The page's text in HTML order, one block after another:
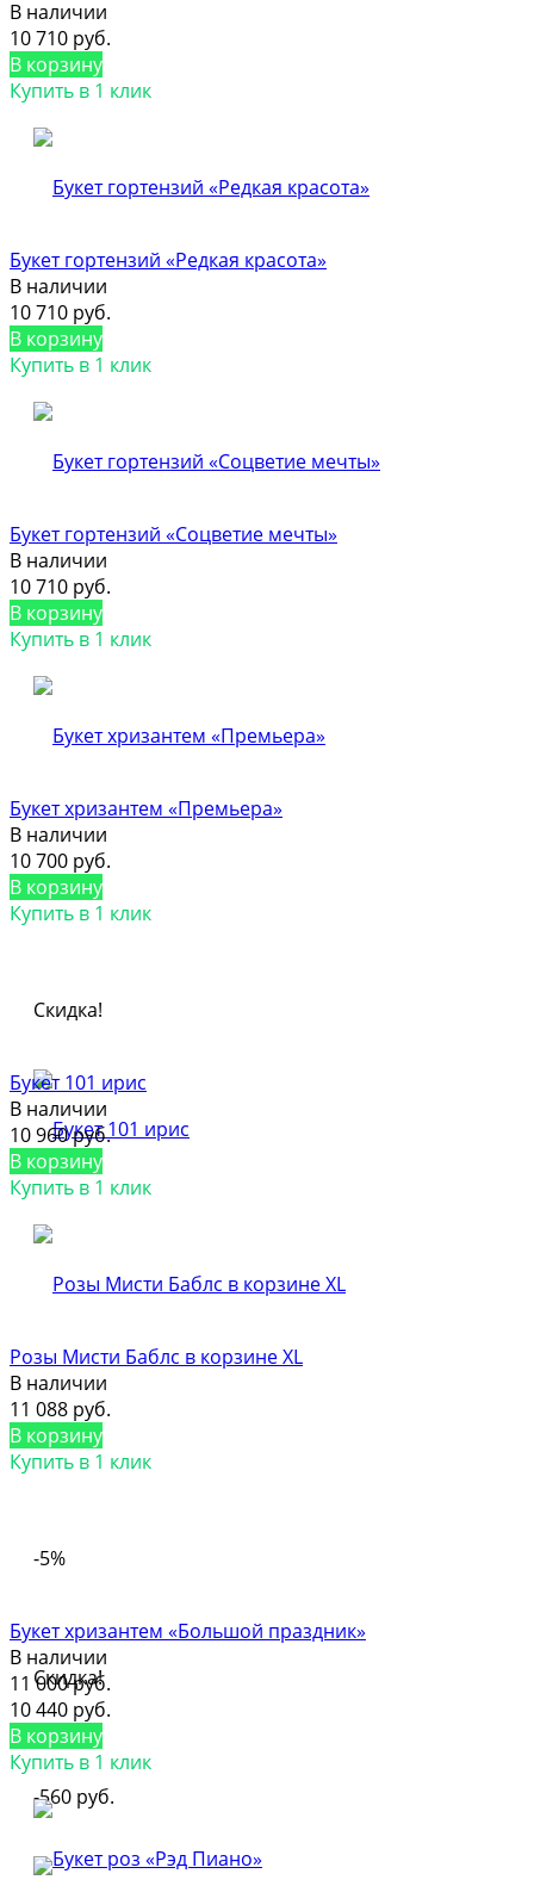
В наличии
10 710 руб.
В корзину
Купить в 1 клик
Букет гортензий «Редкая красота»
В наличии
10 710 руб.
В корзину
Купить в 1 клик
Букет гортензий «Соцветие мечты»
В наличии
10 710 руб.
В корзину
Купить в 1 клик
Букет хризантем «Премьера»
В наличии
10 700 руб.
В корзину
Купить в 1 клик
Скидка!
Букет 101 ирис
В наличии
10 960 руб.
В корзину
Купить в 1 клик
Розы Мисти Баблс в корзине XL
В наличии
11 088 руб.
В корзину
Купить в 1 клик
-5%
Скидка!
-560 руб.
Букет хризантем «Большой праздник»
В наличии
11 000 руб.
10 440 руб.
В корзину
Купить в 1 клик